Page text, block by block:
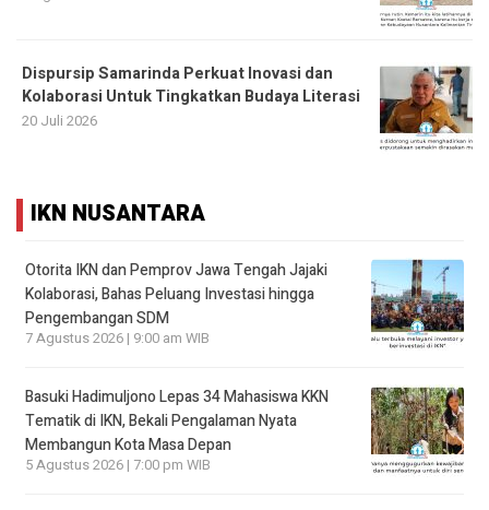
Dispursip Samarinda Perkuat Inovasi dan
Kolaborasi Untuk Tingkatkan Budaya Literasi
20 Juli 2026
IKN NUSANTARA
Otorita IKN dan Pemprov Jawa Tengah Jajaki
Kolaborasi, Bahas Peluang Investasi hingga
Pengembangan SDM
7 Agustus 2026 | 9:00 am WIB
Basuki Hadimuljono Lepas 34 Mahasiswa KKN
Tematik di IKN, Bekali Pengalaman Nyata
Membangun Kota Masa Depan
5 Agustus 2026 | 7:00 pm WIB